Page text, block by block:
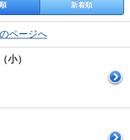
新着順
ページへ
小）